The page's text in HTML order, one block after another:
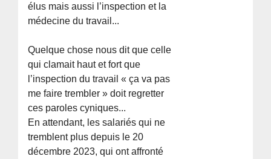
élus mais aussi l’inspection et la
médecine du travail...
Quelque chose nous dit que celle
qui clamait haut et fort que
l’inspection du travail « ça va pas
me faire trembler » doit regretter
ces paroles cyniques...
En attendant, les salariés qui ne
tremblent plus depuis le 20
décembre 2023, qui ont affronté